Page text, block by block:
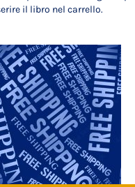
il libro nel carrello.